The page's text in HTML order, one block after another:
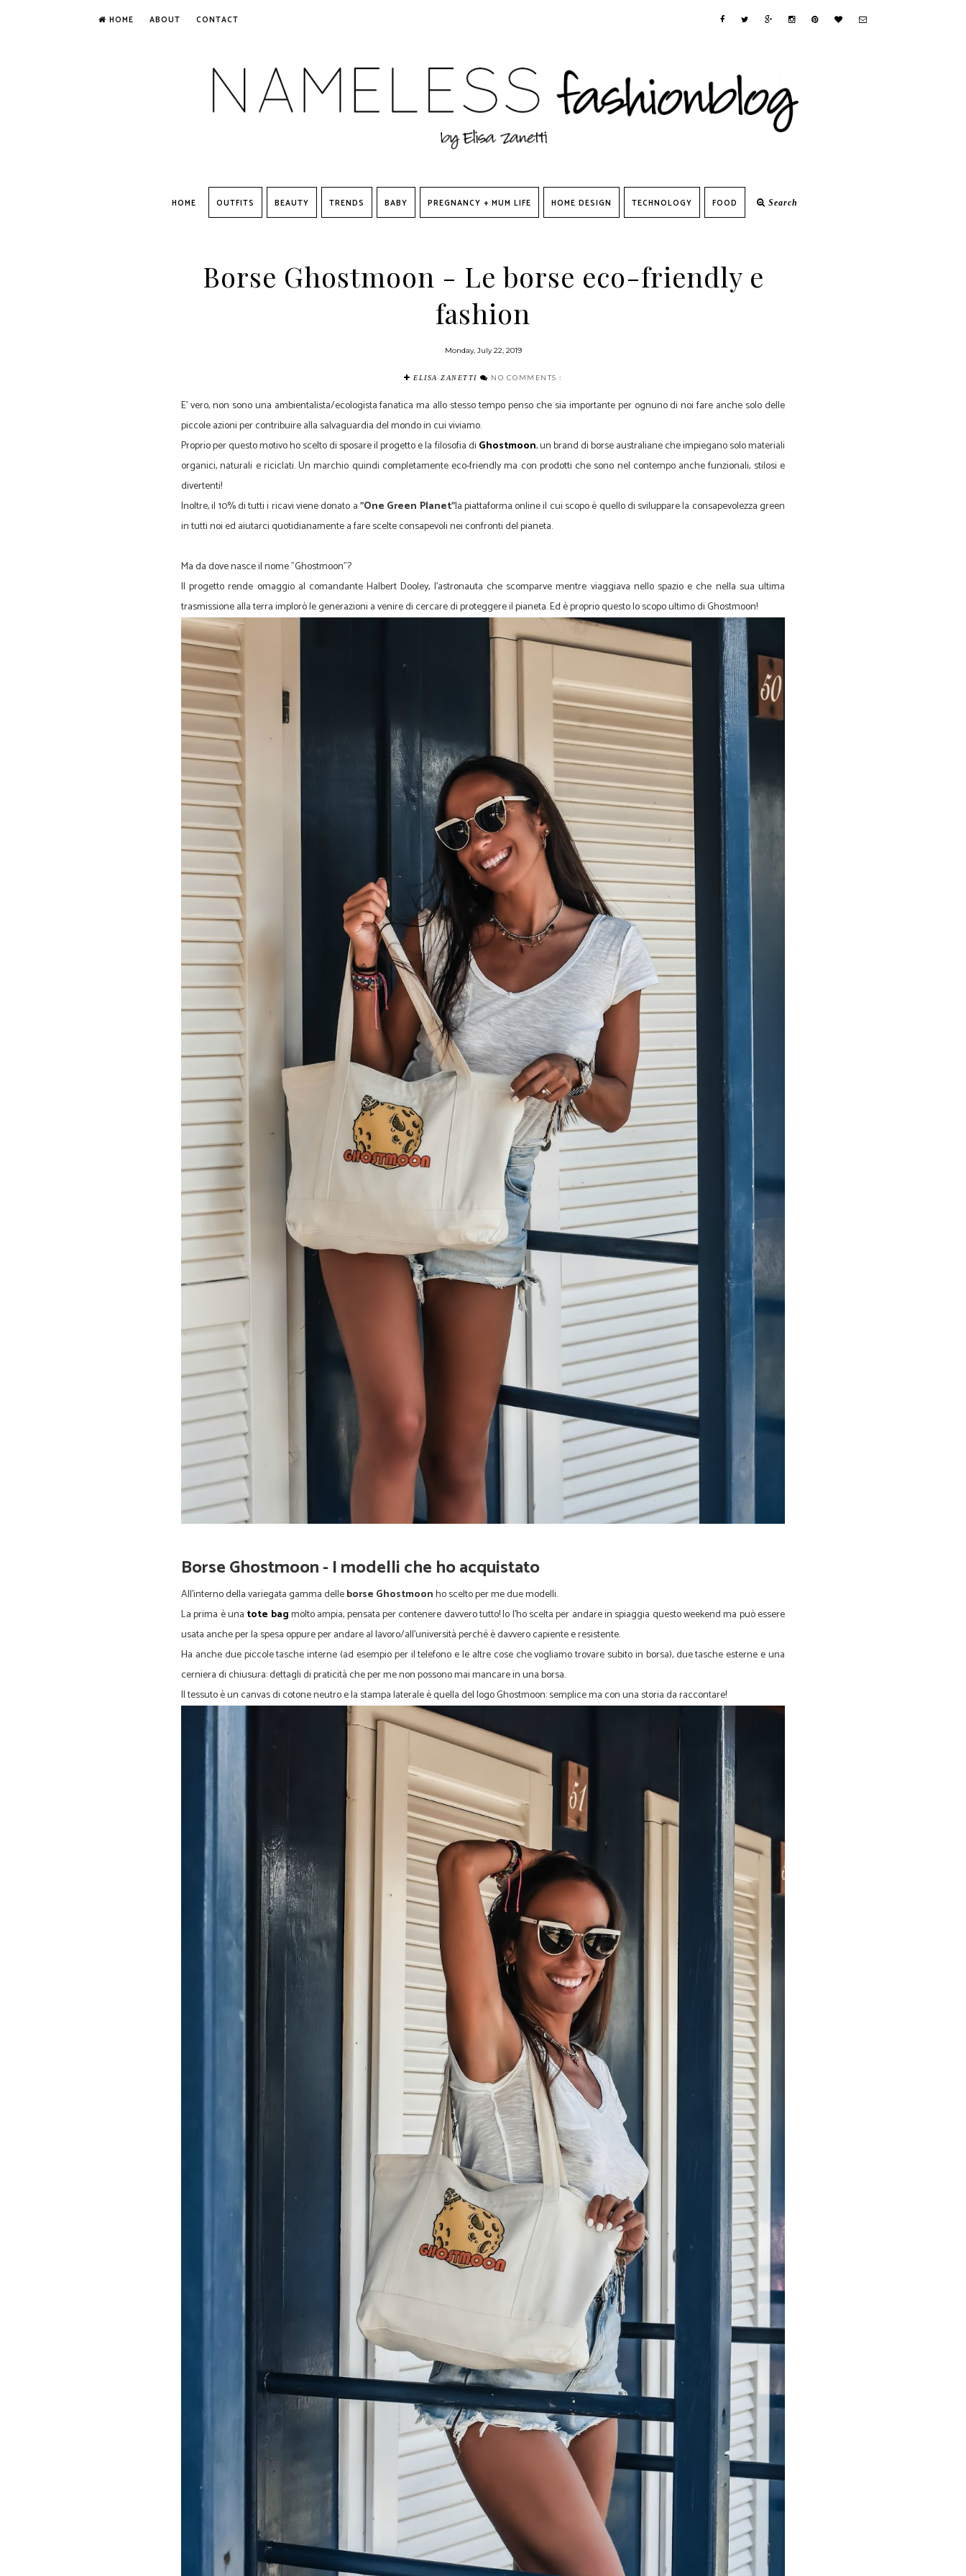
HOME ABOUT CONTACT
HOME OUTFITS BEAUTY TRENDS BABY PREGNANCY + MUM LIFE HOME DESIGN TECHNOLOGY FOOD Search
Borse Ghostmoon - Le borse eco-friendly e
fashion
Monday, July 22, 2019
ELISA ZANETTI NO COMMENTS :
E' vero, non sono una ambientalista/ecologista fanatica ma allo stesso tempo penso che sia importante per ognuno di noi fare anche solo delle
piccole azioni per contribuire alla salvaguardia del mondo in cui viviamo.
Proprio per questo motivo ho scelto di sposare il progetto e la filosofia di Ghostmoon, un brand di borse australiane che impiegano solo materiali
organici, naturali e riciclati. Un marchio quindi completamente eco-friendly ma con prodotti che sono nel contempo anche funzionali, stilosi e
divertenti!
Inoltre, il 10% di tutti i ricavi viene donato a"One Green Planet"la piattaforma online il cui scopo è quello di sviluppare la consapevolezza green
in tutti noi ed aiutarci quotidianamente a fare scelte consapevoli nei confronti del pianeta.
Ma da dove nasce il nome "Ghostmoon"?
Il progetto rende omaggio al comandante Halbert Dooley, l'astronauta che scomparve mentre viaggiava nello spazio e che nella sua ultima
trasmissione alla terra implorò le generazioni a venire di cercare di proteggere il pianeta. Ed è proprio questo lo scopo ultimo di Ghostmoon!
Borse Ghostmoon - I modelli che ho acquistato
All'interno della variegata gamma delleborse Ghostmoonho scelto per me due modelli.
La prima è una tote bagmolto ampia, pensata per contenere davvero tutto! Io l'ho scelta per andare in spiaggia questo weekend ma può essere
usata anche per la spesa oppure per andare al lavoro/all'università perché è davvero capiente e resistente.
Ha anche due piccole tasche interne (ad esempio per il telefono e le altre cose che vogliamo trovare subito in borsa), due tasche esterne e una
cerniera di chiusura: dettagli di praticità che per me non possono mai mancare in una borsa.
Il tessuto è un canvas di cotone neutro e la stampa laterale è quella del logo Ghostmoon: semplice ma con una storia da raccontare!